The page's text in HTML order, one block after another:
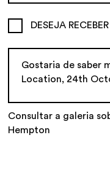
DESEJA
Consultar a galeria
Hempton